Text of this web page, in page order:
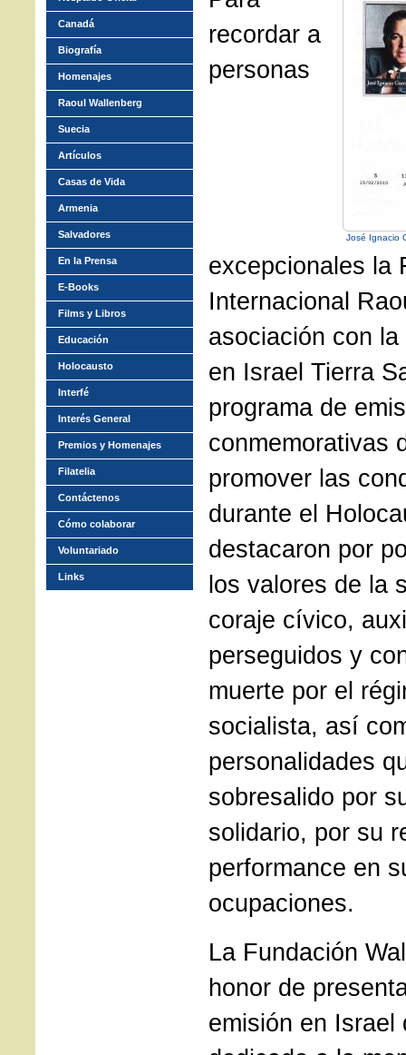
José Ignacio
recordar a
personas
excepcionales la
Internacional
asociación con
en Israel Tierra
programa de
conmemorativas
promover las
durante el
destacaron por
los valores de la
coraje cívico,
perseguidos y
muerte por el
socialista, así
personalidades
sobresalido por
solidario, por su
performance en
ocupaciones.
La Fundación
honor de
emisión en Israel
Canadá
Biografía
Homenajes
Raoul Wallenberg
Suecia
Artículos
Casas de Vida
Armenia
Salvadores
En la Prensa
E-Books
Films y Libros
Educación
Holocausto
Interfé
Interés General
Premios y Homenajes
Filatelia
Contáctenos
Cómo colaborar
Voluntariado
Links